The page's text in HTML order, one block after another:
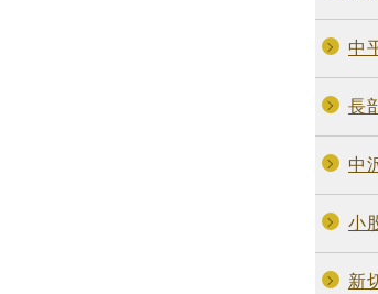
中
長
中
小
新